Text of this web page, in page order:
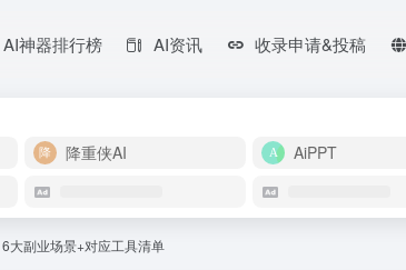
AI神器排行榜 AI资讯 收录申请&投稿
降重侠AI AiPPT
大副业场景+对应工具清单